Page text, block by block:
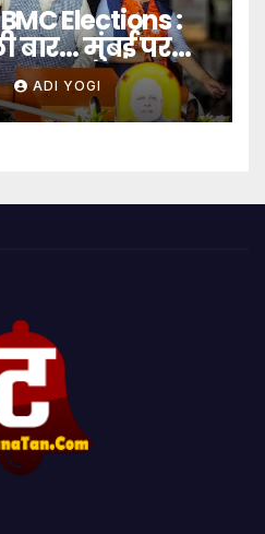
Elections :
बार… मुंबई पर
ADI YOGI